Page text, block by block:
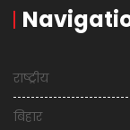
राष्ट्रीय
बिहार